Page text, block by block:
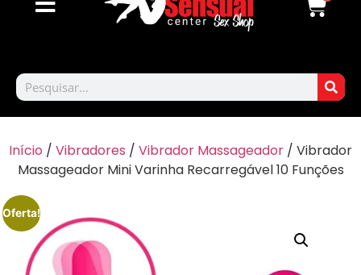
Início / Vibradores / Vibrador Massageador / Vibrador
Massageador Mini Varinha Recarregável 10 Funções
Oferta!